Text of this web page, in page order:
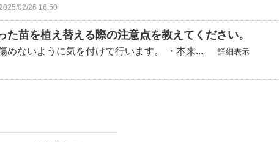
02/26 16:50
た苗を植え替える際の注意点を教えてください。
めないように気を付けて行います。 ・本来... 詳細表示